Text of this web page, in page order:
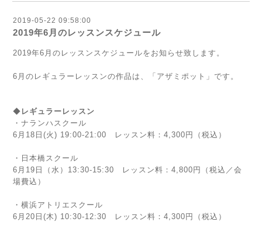
2019-05-22 09:58:00
2019年6月のレッスンスケジュール
2019年6月のレッスンスケジュールをお知らせ致します。
6月のレギュラーレッスンの作品は、「アザミポット」です。
◆ レギュラーレッスン
・ナランハスクール
6月18日(火) 19:00-21:00 レッスン料：4,300円（税込）
・日本橋スクール
6月19日（水）13:30-15:30 レッスン料：4,800円（税込／会
場費込）
・横浜アトリエスクール
6月20日(木) 10:30-12:30
レッスン料：4,300円（税込）